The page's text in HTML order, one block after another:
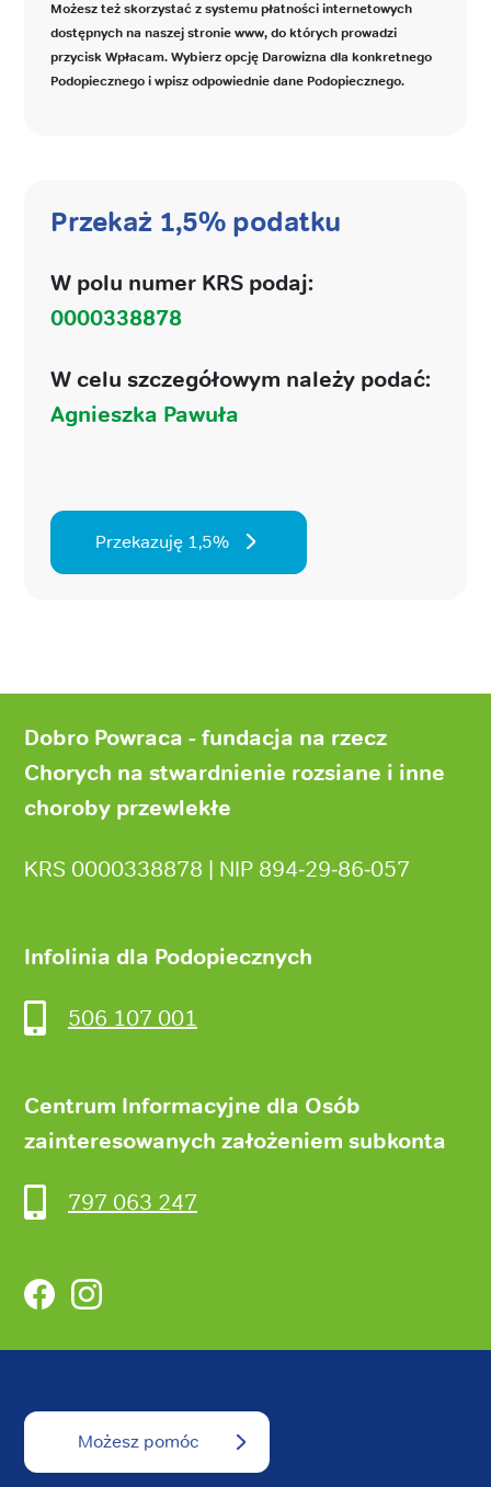
Możesz też skorzystać z systemu płatności internetowych
dostępnych na naszej stronie www, do których prowadzi
przycisk Wpłacam. Wybierz opcję Darowizna dla konkretnego
Podopiecznego i wpisz odpowiednie dane Podopiecznego.
Przekaż 1,5% podatku
W polu numer KRS podaj:
0000338878
W celu szczegółowym należy podać:
Agnieszka Pawuła
Przekazuję 1,5%
stronyDobro Powraca - fundacja na rzecz
Chorych na stwardnienie rozsiane i inne
choroby przewlekłe
KRS 0000338878 | NIP 894‑29‑86‑057
Infolinia dla Podopiecznych
506 107 001
Centrum Informacyjne dla Osób
zainteresowanych założeniem subkonta
797 063 247
FacebookInstagram
Możesz pomóc